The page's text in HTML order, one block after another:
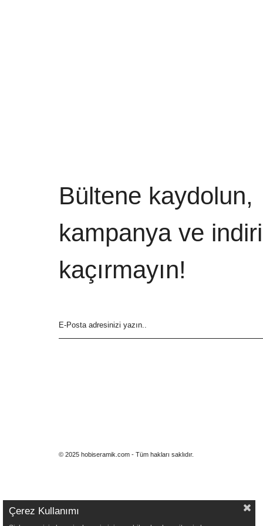
Bültene kaydolun,
kampanya ve
kaçırmayın!
© 2025 hobiseramik.com - Tüm hakları saklıdır.
Çerez Kullanımı